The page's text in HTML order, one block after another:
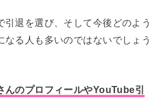
引退を選び、そして今後どのよう
なる人も多いのではないでしょう
んのプロフィールやYouTube引